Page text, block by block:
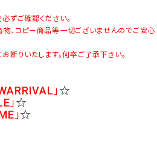
ずご確認ください。
、コピー商品等一切ございませんのでご安心
りいたします。何卒ご了承下さい。
」☆
」☆
」☆